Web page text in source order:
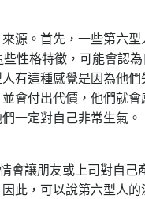
源。首先，一些第六
性格特徵，可能會認
有這種感覺是因為他
會付出代價，他們就
一定對自己非常生氣。
會讓朋友或上司對自己
此，可以說第六型人